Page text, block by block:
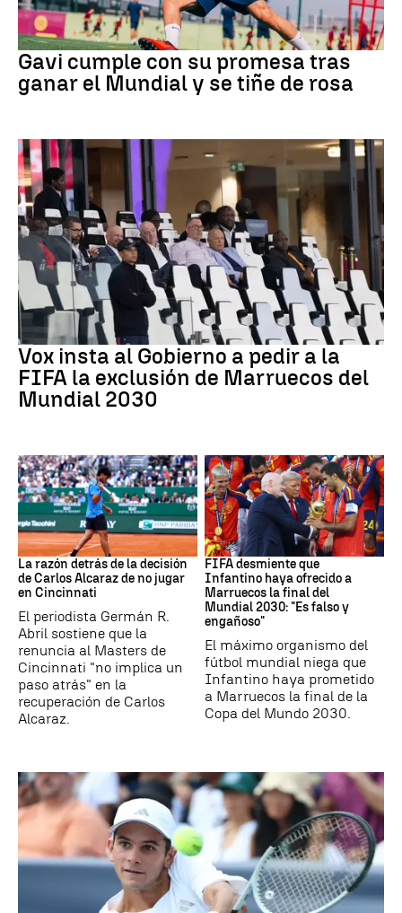
Fútbol
Gavi cumple con su promesa tras
ganar el Mundial y se tiñe de rosa
Mundial 2030
Vox insta al Gobierno a pedir a la
FIFA la exclusión de Marruecos del
Mundial 2030
Tenis
La razón detrás de la decisión
de Carlos Alcaraz de no jugar
en Cincinnati
El periodista Germán R.
Abril sostiene que la
renuncia al Masters de
Cincinnati "no implica un
paso atrás" en la
recuperación de Carlos
Alcaraz.
Mundial 2030
FIFA desmiente que
Infantino haya ofrecido a
Marruecos la final del
Mundial 2030: "Es falso y
engañoso"
El máximo organismo del
fútbol mundial niega que
Infantino haya prometido
a Marruecos la final de la
Copa del Mundo 2030.